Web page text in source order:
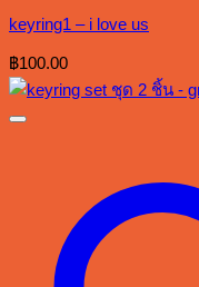
keyring1 – i love us
฿100.00